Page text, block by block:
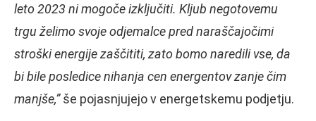
leto 2023 ni mogoče izključiti. Kljub negotovemu
trgu želimo svoje odjemalce pred naraščajočimi
stroški energije zaščititi, zato bomo naredili vse, da
bi bile posledice nihanja cen energentov zanje čim
manjše,”še pojasnjujejo v energetskemu podjetju.